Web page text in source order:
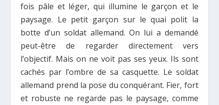
fois pâle et léger, qui illumine le garçon et le
paysage. Le petit garçon sur le quai polit la
botte d’un soldat allemand. On lui a demandé
peut-être de regarder directement vers
l’objectif. Mais on ne voit pas ses yeux. Ils sont
cachés par l’ombre de sa casquette. Le soldat
allemand prend la pose du conquérant. Fier, fort
et robuste ne regarde pas le paysage, comme